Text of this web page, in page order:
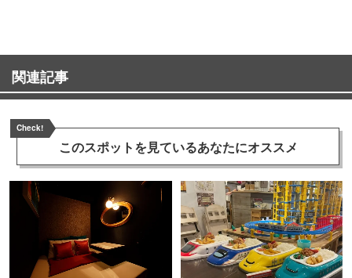
関連記事
Check!
このスポットを見ているあなたにオススメ